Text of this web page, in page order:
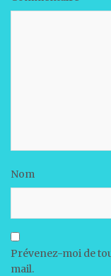
Nom
Prévenez-moi de
mail.